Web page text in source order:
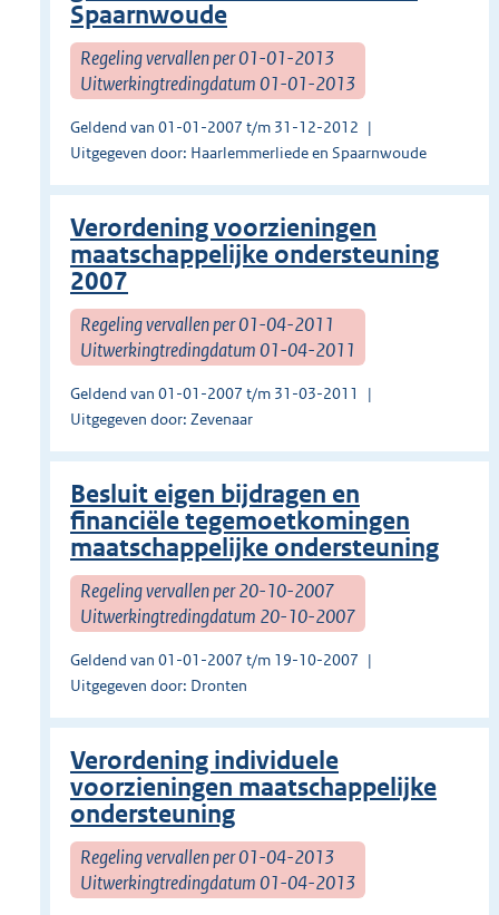
Spaarnwoude
Regeling vervallen per 01-01-2013
Uitwerkingtredingdatum 01-01-2013
Geldend van 01-01-2007 t/m 31-12-2012
Uitgegeven door: Haarlemmerliede en Spaarnwoude
Verordening voorzieningen
maatschappelijke ondersteuning
2007
Regeling vervallen per 01-04-2011
Uitwerkingtredingdatum 01-04-2011
Geldend van 01-01-2007 t/m 31-03-2011
Uitgegeven door: Zevenaar
Besluit eigen bijdragen en
financiële tegemoetkomingen
maatschappelijke ondersteuning
Regeling vervallen per 20-10-2007
Uitwerkingtredingdatum 20-10-2007
Geldend van 01-01-2007 t/m 19-10-2007
Uitgegeven door: Dronten
Verordening individuele
voorzieningen maatschappelijke
ondersteuning
Regeling vervallen per 01-04-2013
Uitwerkingtredingdatum 01-04-2013